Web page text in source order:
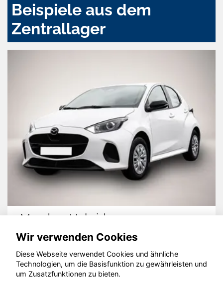
Beispiele aus dem
Zentrallager
Mazda 2 Hybrid
© konjunkturmotor.de GmbH 2020 - 2026
Wir verwenden Cookies
Diese Webseite verwendet Cookies und ähnliche
Technologien, um die Basisfunktion zu gewährleisten und
um Zusatzfunktionen zu bieten.